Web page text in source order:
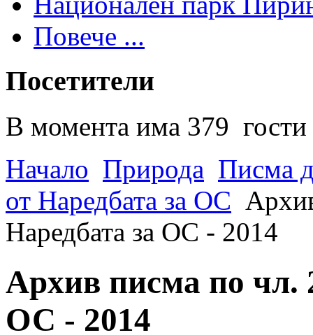
Повече ...
Посетители
В момента има 379 гости
Начало Природа Писма
от Наредбата за ОС
Наредбата за ОС - 2014
Архив писма по чл.
ОС - 2014